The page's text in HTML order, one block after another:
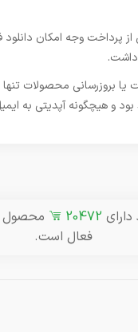
پرداخت وجه امکان دانلود
یا بروزرسانی محصولات تنها
بود و هیچگونه آپدیتی به
20472 محصول
فعال است.